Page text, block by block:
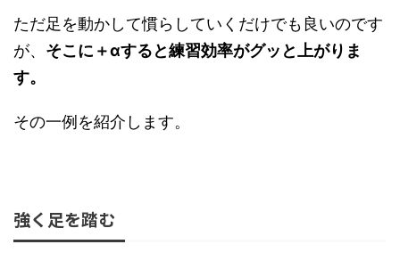
ただ足を動かして慣らしていくだけでも良いのです
が、 そこに＋αすると練習効率がグッと上がりま
す。
その一例を紹介します。
強く足を踏む